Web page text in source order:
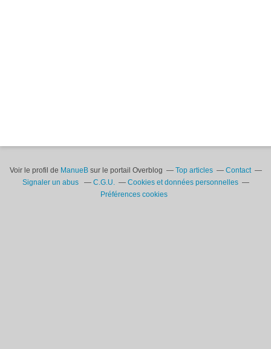
Voir le profil de ManueBsur le portail Overblog Top articles
Contact
Signaler un abus
C.G.U.
Cookies et données personnelles
Préférences cookies